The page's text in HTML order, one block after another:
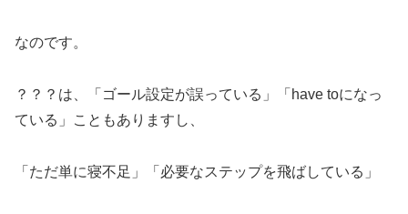
なのです。
？？？は、「ゴール設定が誤っている」「have toになっ
ている」こともありますし、
「ただ単に寝不足」「必要なステップを飛ばしている」